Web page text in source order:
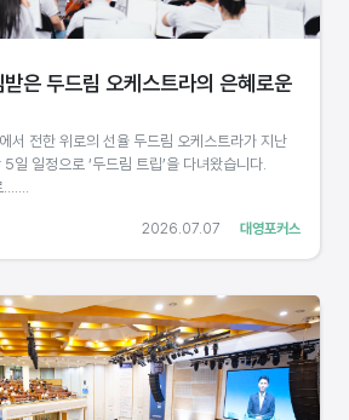
대영포커스
2026.07.07
은 두드림 오케스트라의 은혜로운
서 전한 위로의 선율 두드림 오케스트라가 지난
일정으로 ‘두드림 트립’을 다녀왔습니다.